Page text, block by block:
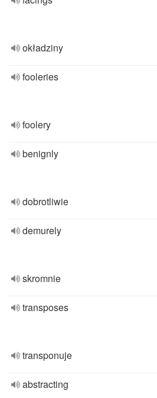
okładziny
fooleries
foolery
benignly
dobrotliwie
demurely
skromnie
transposes
transponuje
abstracting